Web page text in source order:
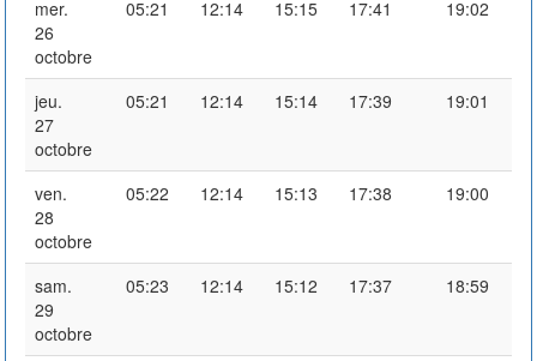
mer.
26
octobre
05:21 12:14 15:15 17:41 19:02
jeu.
27
octobre
05:21 12:14 15:14 17:39 19:01
ven.
28
octobre
05:22 12:14 15:13 17:38 19:00
sam.
29
octobre
05:23 12:14 15:12 17:37 18:59